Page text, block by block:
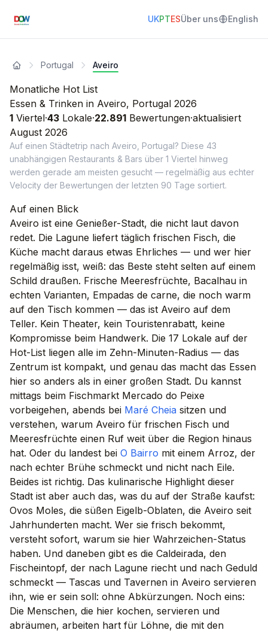
UKPTESÜber uns English
Portugal Aveiro
Monatliche Hot List
Essen & Trinken in Aveiro, Portugal 2026
1 Viertel·43 Lokale·22.891 Bewertungen·aktualisiert
August 2026
Auf einen Städtetrip nach Aveiro, Portugal? Diese 43
unabhängigen Restaurants & Bars über 1 Viertel hinweg
werden gerade am meisten gesucht — regelmäßig aus echter
Velocity der Bewertungen der letzten 90 Tage sortiert.
Auf einen Blick
Aveiro ist eine Genießer-Stadt, die nicht laut davon
redet. Die Lagune liefert täglich frischen Fisch, die
Küche macht daraus etwas Ehrliches — und wer hier
regelmäßig isst, weiß: das Beste steht selten auf einem
Schild draußen. Frische Meeresfrüchte, Bacalhau in
echten Varianten, Empadas de carne, die noch warm
auf den Tisch kommen — das ist Aveiro auf dem
Teller. Kein Theater, kein Touristenrabatt, keine
Kompromisse beim Handwerk. Die 17 Lokale auf der
Hot-List liegen alle im Zehn-Minuten-Radius — das
Zentrum ist kompakt, und genau das macht das Essen
hier so anders als in einer großen Stadt. Du kannst
mittags beim Fischmarkt Mercado do Peixe
vorbeigehen, abends bei Maré Cheia sitzen und
verstehen, warum Aveiro für frischen Fisch und
Meeresfrüchte einen Ruf weit über die Region hinaus
hat. Oder du landest bei O Bairro mit einem Arroz, der
nach echter Brühe schmeckt und nicht nach Eile.
Beides ist richtig. Das kulinarische Highlight dieser
Stadt ist aber auch das, was du auf der Straße kaufst:
Ovos Moles, die süßen Eigelb-Oblaten, die Aveiro seit
Jahrhunderten macht. Wer sie frisch bekommt,
versteht sofort, warum sie hier Wahrzeichen-Status
haben. Und daneben gibt es die Caldeirada, den
Fischeintopf, der nach Lagune riecht und nach Geduld
schmeckt — Tascas und Tavernen in Aveiro servieren
ihn, wie er sein soll: ohne Abkürzungen. Noch eins:
Die Menschen, die hier kochen, servieren und
abräumen, arbeiten hart für Löhne, die mit den